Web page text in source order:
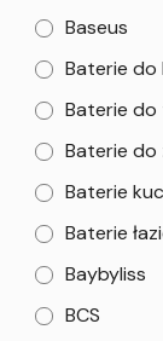
Baseus
Baterie
Baterie
Baterie do
Baterie
Baterie
Baybyliss
BCS